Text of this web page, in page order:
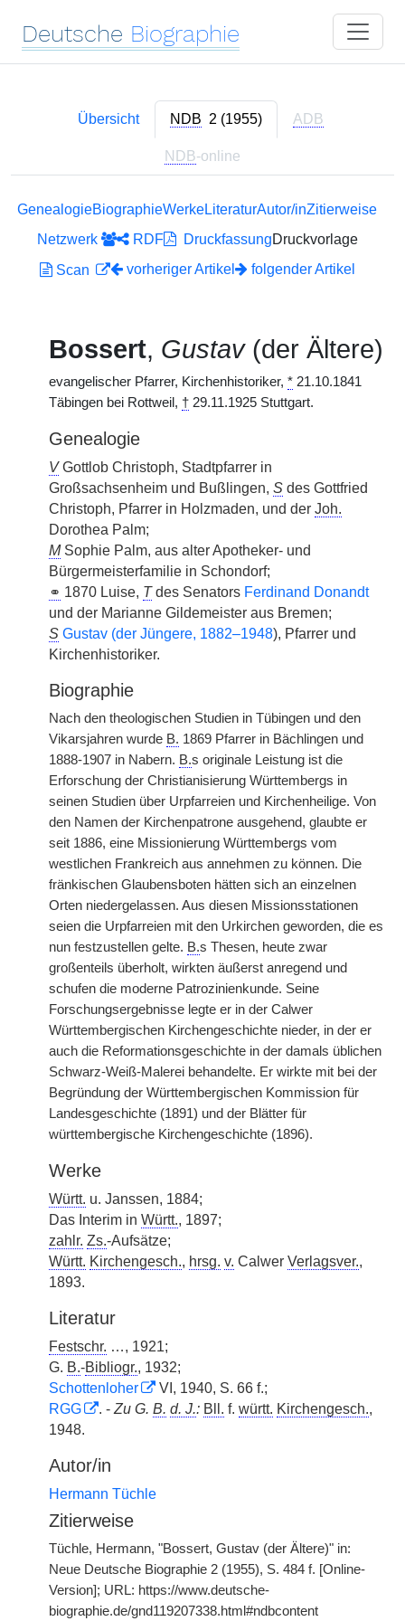
Deutsche Biographie
Übersicht NDB 2 (1955) ADB
NDB-online
GenealogieBiographieWerkeLiteraturAutor/inZitierweise
Netzwerk
RDF DruckfassungDruckvorlage
Scan
vorheriger Artikel folgender Artikel
Bossert, Gustav(der Ältere)
evangelischer Pfarrer, Kirchenhistoriker, * 21.10.1841
Täbingen bei Rottweil, † 29.11.1925 Stuttgart.
Genealogie
VGottlob Christoph, Stadtpfarrer in
Großsachsenheim und Bußlingen, S des Gottfried
Christoph, Pfarrer in Holzmaden, und der Joh.
Dorothea Palm;
MSophie Palm, aus alter Apotheker- und
Bürgermeisterfamilie in Schondorf;
⚭ 1870 Luise, Tdes Senators Ferdinand Donandt
und der Marianne Gildemeister aus Bremen;
S Gustav (der Jüngere, 1882–1948), Pfarrer und
Kirchenhistoriker.
Biographie
Nach den theologischen Studien in Tübingen und den
Vikarsjahren wurde B. 1869 Pfarrer in Bächlingen und
1888-1907 in Nabern. B.s originale Leistung ist die
Erforschung der Christianisierung Württembergs in
seinen Studien über Urpfarreien und Kirchenheilige. Von
den Namen der Kirchenpatrone ausgehend, glaubte er
seit 1886, eine Missionierung Württembergs vom
westlichen Frankreich aus annehmen zu können. Die
fränkischen Glaubensboten hätten sich an einzelnen
Orten niedergelassen. Aus diesen Missionsstationen
seien die Urpfarreien mit den Urkirchen geworden, die es
nun festzustellen gelte. B.s Thesen, heute zwar
großenteils überholt, wirkten äußerst anregend und
schufen die moderne Patrozinienkunde. Seine
Forschungsergebnisse legte er in der Calwer
Württembergischen Kirchengeschichte nieder, in der er
auch die Reformationsgeschichte in der damals üblichen
Schwarz-Weiß-Malerei behandelte. Er wirkte mit bei der
Begründung der Württembergischen Kommission für
Landesgeschichte (1891) und der Blätter für
württembergische Kirchengeschichte (1896).
Werke
Württ. u. Janssen, 1884;
Das Interim in Württ., 1897;
zahlr. Zs.-Aufsätze;
Württ. Kirchengesch., hrsg. v. Calwer Verlagsver.,
1893.
Literatur
Festschr. …, 1921;
G. B.-Bibliogr., 1932;
Schottenloher
VI, 1940, S. 66 f.;
RGG
. - Zu G. B. d. J.: Bll. f. württ. Kirchengesch.,
1948.
Autor/in
Hermann Tüchle
Zitierweise
Tüchle, Hermann, "Bossert, Gustav (der Ältere)" in:
Neue Deutsche Biographie 2 (1955), S. 484 f. [Online-
Version]; URL: https://www.deutsche-
biographie.de/gnd119207338.html#ndbcontent